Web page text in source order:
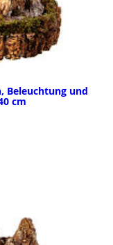
Beleuchtung und
cm